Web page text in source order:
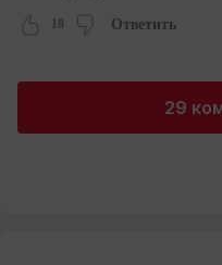
18 Ответить
29